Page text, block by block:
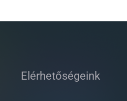
Elérhetőségeink